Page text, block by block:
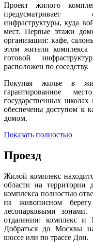
Проект жилого
предусматривает
инфраструктуры, куда
мест. Первые этажи
организации: кафе,
этом жители комплекса
готовой
расположен по соседству.
Покупая жилье в
гарантированное
государственных
обеспечены доступом к
домом.
Показать полностью
Проезд
Жилой комплекс
области на территории
комплекса полностью
на живописном
лесопарковыми
отдалении: комплекс
Добраться до Москвы
шоссе или по трассе Дон.